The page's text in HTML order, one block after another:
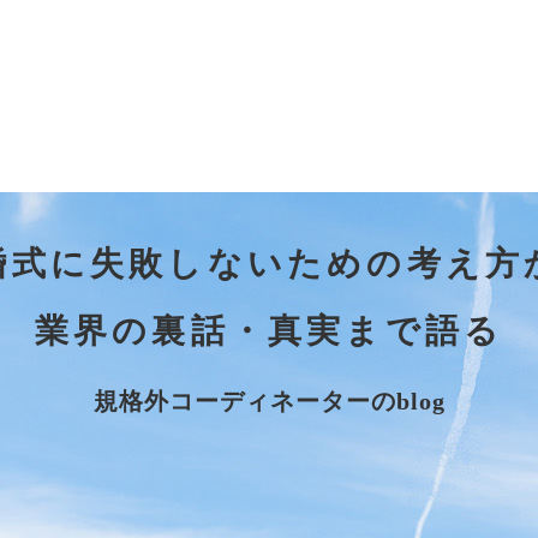
式に失敗しないための考え方
業界の裏話・真実まで語る
規格外コーディネーターのblog